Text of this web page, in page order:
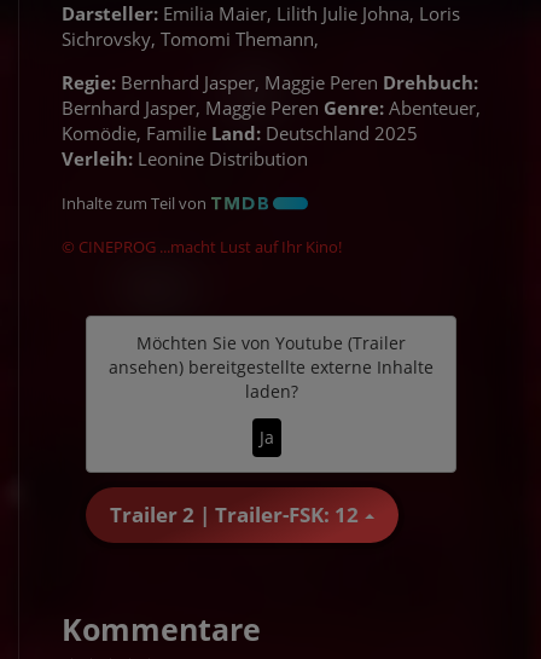
Darsteller: Emilia Maier, Lilith Julie Johna, Loris
Sichrovsky, Tomomi Themann,
Regie: Bernhard Jasper, Maggie Peren Drehbuch:
Bernhard Jasper, Maggie Peren Genre: Abenteuer,
Komödie, Familie Land: Deutschland 2025
Verleih: Leonine Distribution
Inhalte zum Teil von
© CINEPROG ...macht Lust auf Ihr Kino!
Möchten Sie von Youtube (Trailer
ansehen) bereitgestellte externe Inhalte
laden?
Ja
Trailer 2 | Trailer-FSK: 12
Kommentare